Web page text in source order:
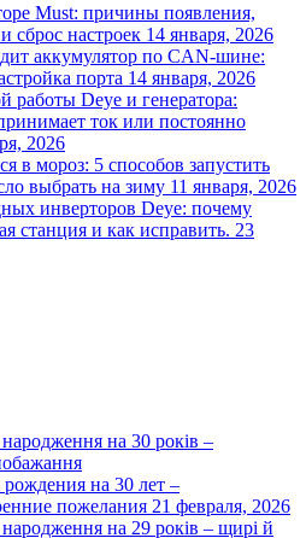
Must: причины появления,
сброс настроек 14 января, 2026
аккумулятор по CAN-шине:
порта 14 января, 2026
работы Deye и генератора:
ток или постоянно
2026
в мороз: 5 способов запустить
выбрать на зиму 11 января, 2026
инверторов Deye: почему
станция и как исправить. 23
на 30 лет –
пожелания 21 февраля, 2026